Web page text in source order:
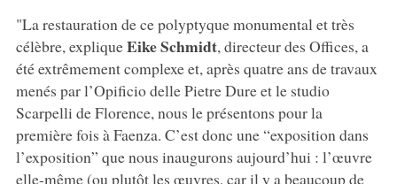
"La restauration de ce polyptyque monumental et très
célèbre, expliqueEike Schmidt, directeur des Offices, a
été extrêmement complexe et, après quatre ans de travaux
menés par l’Opificio delle Pietre Dure et le studio
Scarpelli de Florence, nous le présentons pour la
première fois à Faenza. C’est donc une “exposition dans
l’exposition” que nous inaugurons aujourd’hui : l’œuvre
elle-même (ou plutôt les œuvres, car il y a beaucoup de